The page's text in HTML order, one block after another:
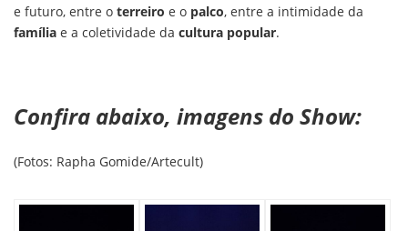
e futuro, entre o terreiro e o palco, entre a intimidade da
família e a coletividade da cultura popular.
Confira abaixo, imagens do Show:
(Fotos: Rapha Gomide/Artecult)